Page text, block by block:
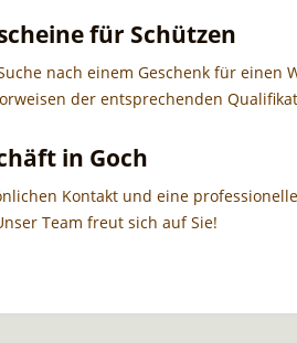
für Schützen
nach einem Geschenk für einen
der entsprechenden
in Goch
Kontakt und eine
Team freut sich auf Sie!